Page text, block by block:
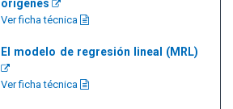
orígenes
Ver ficha técnica
El modelo de regresión lineal (MRL)
Ver ficha técnica